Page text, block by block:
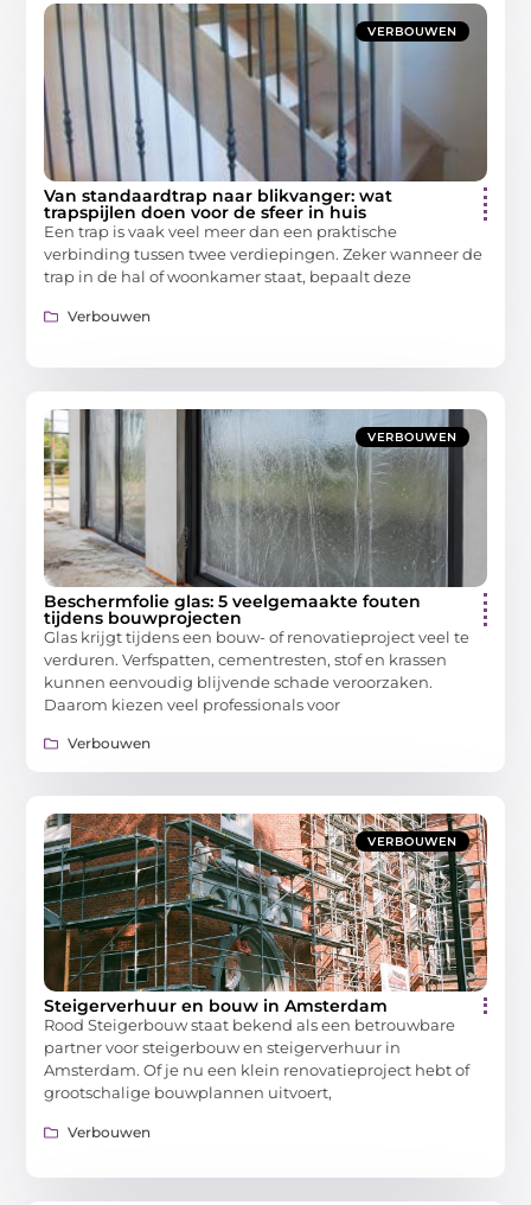
VERBOUWEN
Van standaardtrap naar blikvanger: wat
trapspijlen doen voor de sfeer in huis
Een trap is vaak veel meer dan een praktische
verbinding tussen twee verdiepingen. Zeker wanneer de
trap in de hal of woonkamer staat, bepaalt deze
Verbouwen
VERBOUWEN
Beschermfolie glas: 5 veelgemaakte fouten
tijdens bouwprojecten
Glas krijgt tijdens een bouw- of renovatieproject veel te
verduren. Verfspatten, cementresten, stof en krassen
kunnen eenvoudig blijvende schade veroorzaken.
Daarom kiezen veel professionals voor
Verbouwen
VERBOUWEN
Steigerverhuur en bouw in Amsterdam
Rood Steigerbouw staat bekend als een betrouwbare
partner voor steigerbouw en steigerverhuur in
Amsterdam. Of je nu een klein renovatieproject hebt of
grootschalige bouwplannen uitvoert,
Verbouwen